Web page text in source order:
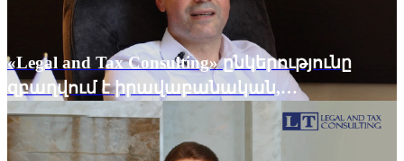
«Legal and Tax Consulting» ընկերությունը
զբաղվում է իրավաբանական,
հաշվապահական և արբիտրաժային
ծառայությունների մատուցմամբ